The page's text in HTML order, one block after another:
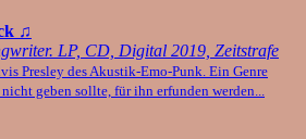
♫
LP, CD, Digital 2019, Zeitstrafe
Presley des Akustik-Emo-Punk. Ein Genre
geben sollte, für ihn erfunden werden...